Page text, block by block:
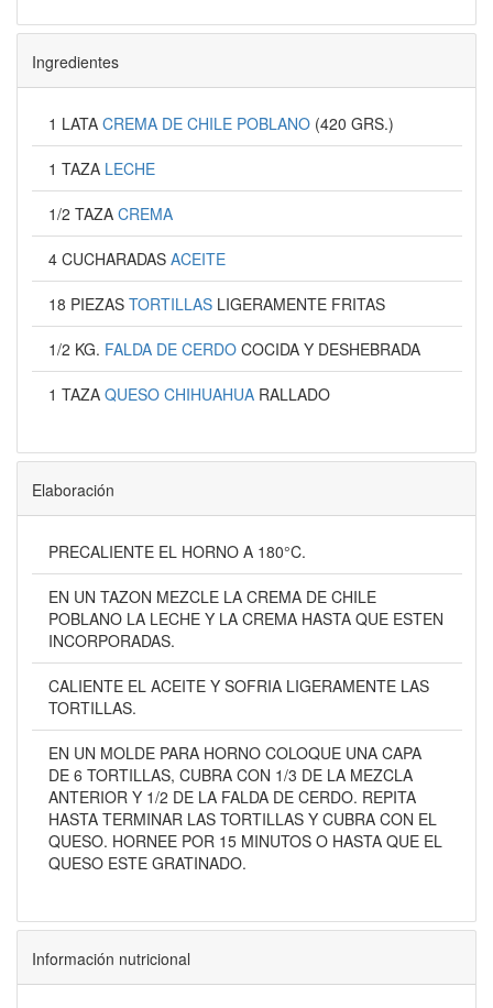
Ingredientes
1 LATA CREMA DE CHILE POBLANO (420 GRS.)
1 TAZA LECHE
1/2 TAZA CREMA
4 CUCHARADAS ACEITE
18 PIEZAS TORTILLAS LIGERAMENTE FRITAS
1/2 KG. FALDA DE CERDO COCIDA Y DESHEBRADA
1 TAZA QUESO CHIHUAHUA RALLADO
Elaboración
PRECALIENTE EL HORNO A 180°C.
EN UN TAZON MEZCLE LA CREMA DE CHILE
POBLANO LA LECHE Y LA CREMA HASTA QUE ESTEN
INCORPORADAS.
CALIENTE EL ACEITE Y SOFRIA LIGERAMENTE LAS
TORTILLAS.
EN UN MOLDE PARA HORNO COLOQUE UNA CAPA
DE 6 TORTILLAS, CUBRA CON 1/3 DE LA MEZCLA
ANTERIOR Y 1/2 DE LA FALDA DE CERDO. REPITA
HASTA TERMINAR LAS TORTILLAS Y CUBRA CON EL
QUESO. HORNEE POR 15 MINUTOS O HASTA QUE EL
QUESO ESTE GRATINADO.
Información nutricional